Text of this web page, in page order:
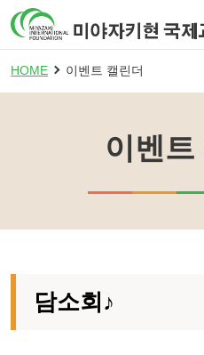
HOME 이벤트 캘린더
이벤트
담소회♪